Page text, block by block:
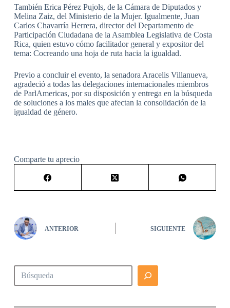
También Erica Pérez Pujols, de la Cámara de Diputados y
Melina Zaiz, del Ministerio de la Mujer. Igualmente, Juan
Carlos Chavarría Herrera, director del Departamento de
Participación Ciudadana de la Asamblea Legislativa de Costa
Rica, quien estuvo cómo facilitador general y expositor del
tema: Cocreando una hoja de ruta hacia la igualdad.
Previo a concluir el evento, la senadora Aracelis Villanueva,
agradeció a todas las delegaciones internacionales miembros
de ParlAmericas, por su disposición y entrega en la búsqueda
de soluciones a los males que afectan la consolidación de la
igualdad de género.
Comparte tu aprecio
ANTERIOR SIGUIENTE
Buscar